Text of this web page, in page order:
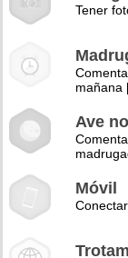
Tener
mañana
Ave
Móvil